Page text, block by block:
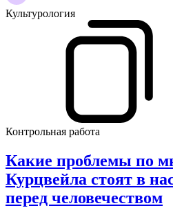
Культурология
Контрольная работа
Какие проблемы по
Курцвейла стоят в
перед человечеством